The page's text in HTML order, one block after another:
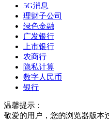
5G消息
理财子公司
绿色金融
广发银行
上市银行
农商行
隐私计算
数字人民币
银行
温馨提示：
敬爱的用户，您的浏览器版本